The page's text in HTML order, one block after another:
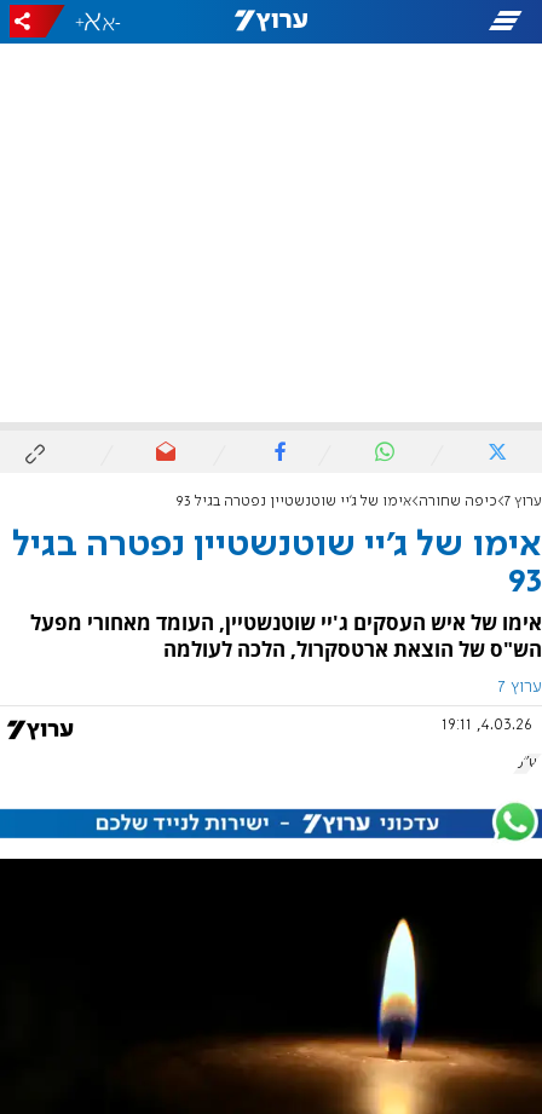
-
+
ערוץ 7 כיפה שחורה אימו של ג'יי שוטנשטיין נפטרה בגיל 93
אימו של ג'יי שוטנשטיין נפטרה בגיל
93
אימו של איש העסקים ג'יי שוטנשטיין, העומד מאחורי מפעל
הש"ס של הוצאת ארטסקרול, הלכה לעולמה
ערוץ 7
4.03.26, 19:11
ש"ס